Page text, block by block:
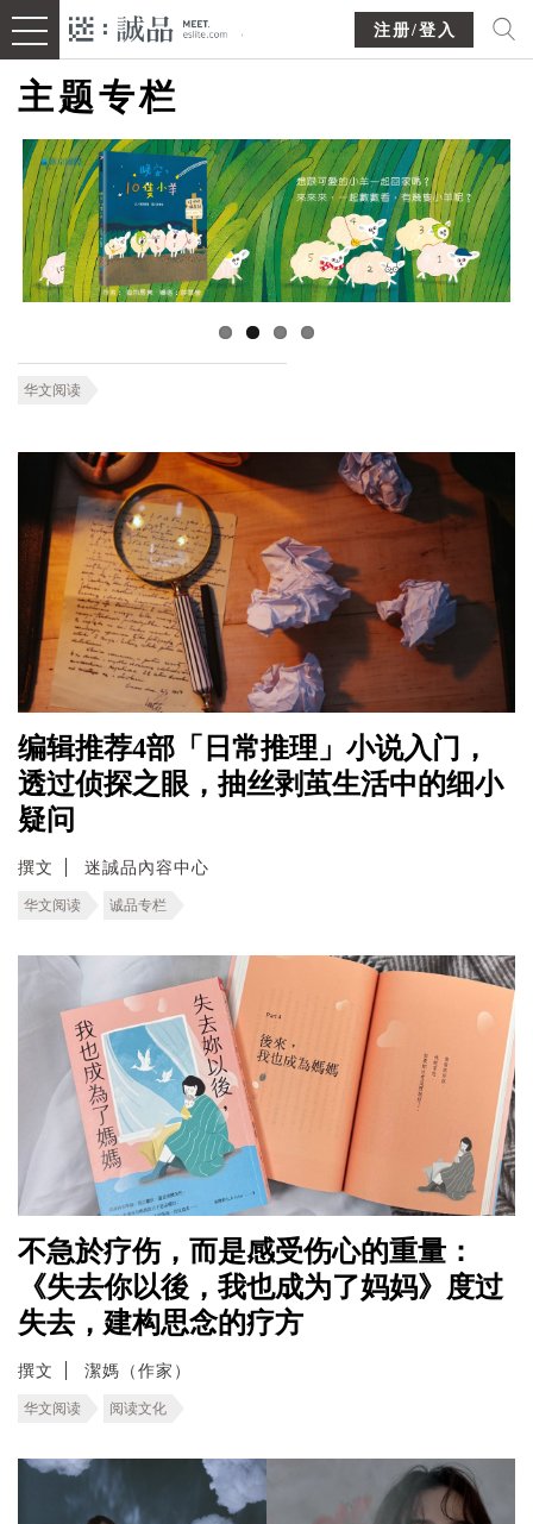
注册/登入
主题专栏
华文阅读
编辑推荐4部「日常推理」小说入门，
透过侦探之眼，抽丝剥茧生活中的细小
疑问
撰文 迷誠品內容中心
华文阅读 诚品专栏
不急於疗伤，而是感受伤心的重量：
《失去你以後，我也成为了妈妈》度过
失去，建构思念的疗方
撰文 潔媽（作家）
华文阅读 阅读文化